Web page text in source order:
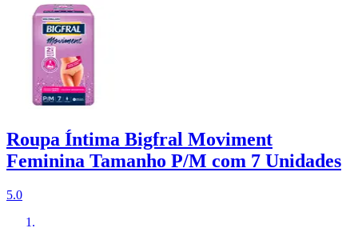
Roupa Íntima Bigfral Moviment
Feminina Tamanho P/M com 7 Unidades
5.0